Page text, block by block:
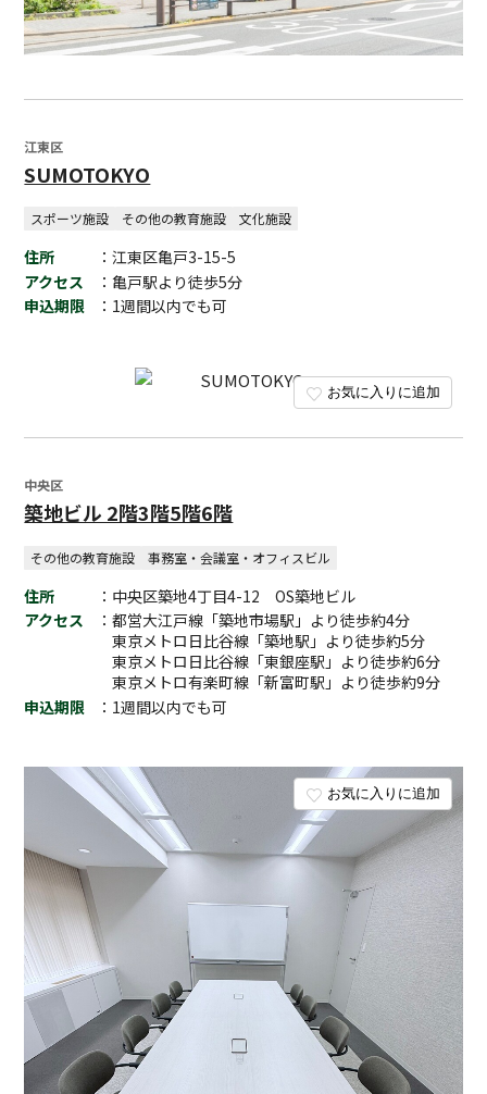
お気に入りに追加
江東区
SUMOTOKYO
スポーツ施設 その他の教育施設 文化施設
住所
：江東区亀戸3-15-5
アクセス
：亀戸駅より徒歩5分
申込期限
：1週間以内でも可
お気に入りに追加
中央区
築地ビル 2階3階5階6階
その他の教育施設 事務室・会議室・オフィスビル
住所
：中央区築地4丁目4-12 OS築地ビル
アクセス
：都営大江戸線「築地市場駅」より徒歩約4分
東京メトロ日比谷線「築地駅」より徒歩約5分
東京メトロ日比谷線「東銀座駅」より徒歩約6分
東京メトロ有楽町線「新富町駅」より徒歩約9分
申込期限
：1週間以内でも可